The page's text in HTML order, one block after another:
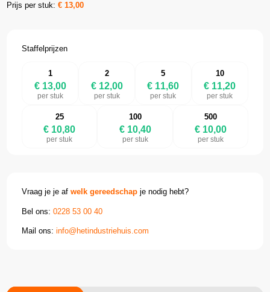
Prijs per stuk:€13,00
Staffelprijzen
1
€ 13,00
per stuk
2
€ 12,00
per stuk
5
€ 11,60
per stuk
10
€ 11,20
per stuk
25
€ 10,80
per stuk
100
€ 10,40
per stuk
500
€ 10,00
per stuk
Vraag je je afwelk gereedschap je nodig hebt?
Bel ons:0228 53 00 40
Mail ons:info@hetindustriehuis.com